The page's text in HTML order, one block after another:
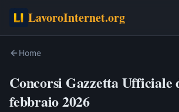
LavoroInternet.org
Home
Concorsi Gazzetta Ufficiale
febbraio 2026